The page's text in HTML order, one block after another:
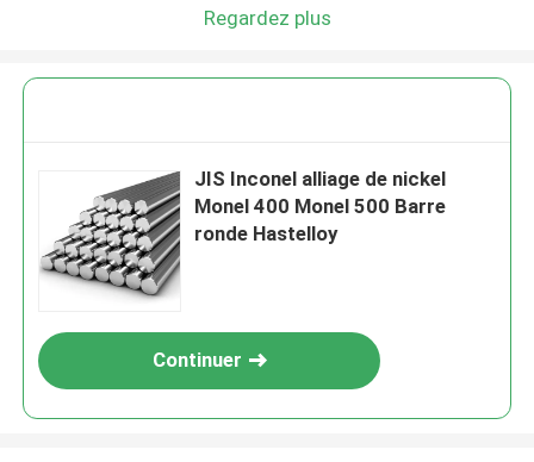
Regardez plus
JIS Inconel alliage de nickel
Monel 400 Monel 500 Barre
ronde Hastelloy
Continuer